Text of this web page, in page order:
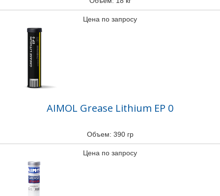
Цена по запросу
AIMOL Grease Lithium EP 0
Объем: 390 гр
Цена по запросу